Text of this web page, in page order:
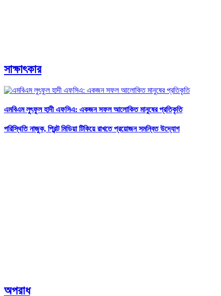
সাক্ষাৎকার
এমবিএম লুৎফুল হাদী এফসিএ: একজন সফল আলোকিত মানুষের প্রতিকৃতি
পরিস্থিতি নাজুক, প্রিন্ট মিডিয়া টিকিয়ে রাখতে প্রয়োজন সমন্বিত উদ্যোগ
অপরাধ